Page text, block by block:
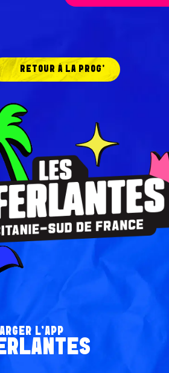
RETOUR À LA PROG'
L’APP